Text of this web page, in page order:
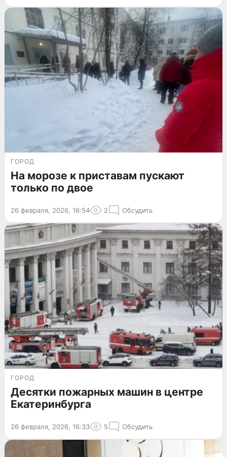
ГОРОД
На морозе к приставам пускают
только по двое
26 февраля, 2026, 16:54 2 Обсудить
ГОРОД
Десятки пожарных машин в центре
Екатеринбурга
26 февраля, 2026, 16:33 5 Обсудить